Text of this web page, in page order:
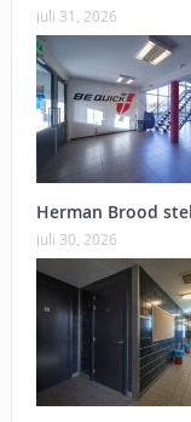
juli 31, 2026
Herman Brood
juli 30, 2026